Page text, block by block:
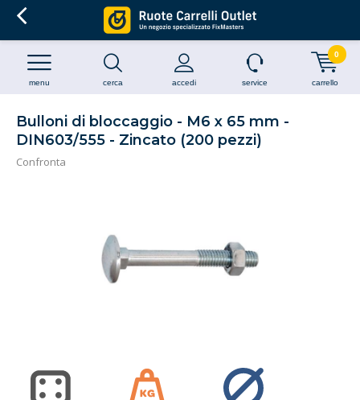
cerca accedi
menu service carrello
0
Bulloni di bloccaggio - M6 x 65 mm -
DIN603/555 - Zincato (200 pezzi)
Confronta